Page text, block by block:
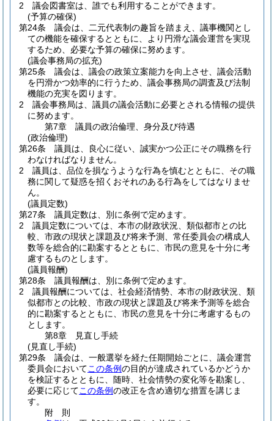
2
議会図書室は、誰でも利用することができます。
(予算の確保)
第24条
議会は、二元代表制の趣旨を踏まえ、議事機関とし
ての機能を確保するとともに、より円滑な議会運営を実現
するため、必要な予算の確保に努めます。
(議会事務局の拡充)
第25条
議会は、議会の政策立案能力を向上させ、議会活動
を円滑かつ効率的に行うため、議会事務局の調査及び法制
機能の充実を図ります。
2
議会事務局は、議員の議会活動に必要とされる情報の提供
に努めます。
第7章
議員の政治倫理、身分及び待遇
(政治倫理)
第26条
議員は、良心に従い、誠実かつ公正にその職務を行
わなければなりません。
2
議員は、品位を損なうような行為を慎むとともに、その職
務に関して疑惑を招くおそれのある行為をしてはなりませ
ん。
(議員定数)
第27条
議員定数は、別に条例で定めます。
2
議員定数については、本市の財政状況、類似都市との比
較、市政の現状と課題及び将来予測、常任委員会の構成人
数等を総合的に勘案するとともに、市民の意見を十分に考
慮するものとします。
(議員報酬)
第28条
議員報酬は、別に条例で定めます。
2
議員報酬については、社会経済情勢、本市の財政状況、類
似都市との比較、市政の現状と課題及び将来予測等を総合
的に勘案するとともに、市民の意見を十分に考慮するもの
とします。
第8章
見直し手続
(見直し手続)
第29条
議会は、一般選挙を経た任期開始ごとに、議会運営
委員会においてこの条例の目的が達成されているかどうか
を検証するとともに、随時、社会情勢の変化等を勘案し、
必要に応じてこの条例の改正を含め適切な措置を講じま
す。
附 則